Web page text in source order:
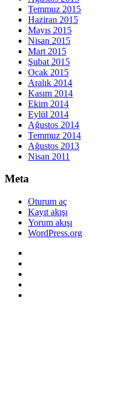
Temmuz 2015
Haziran 2015
Mayıs 2015
Nisan 2015
Mart 2015
Şubat 2015
Ocak 2015
Aralık 2014
Kasım 2014
Ekim 2014
Eylül 2014
Ağustos 2014
Temmuz 2014
Ağustos 2013
Nisan 2011
Meta
Oturum aç
Kayıt akışı
Yorum akışı
WordPress.org